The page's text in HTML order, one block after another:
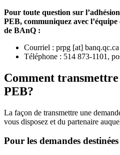
Pour toute question sur
PEB, communiquez avec
de BAnQ :
Courriel : prpg [at] banq.qc.ca
Téléphone : 514 873-1101,
Comment transmettre
PEB?
La façon de transmettre une
vous disposez et du partenaire
Pour les demandes